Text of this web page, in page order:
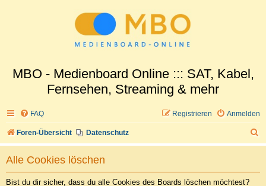
MBO - Medienboard Online ::: SAT, Kabel,
Fernsehen, Streaming & mehr
FAQ Anmelden
Registrieren
Foren-Übersicht Datenschutz
u
Alle Cookies löschen
Bist du dir sicher, dass du alle Cookies des Boards löschen möchtest?